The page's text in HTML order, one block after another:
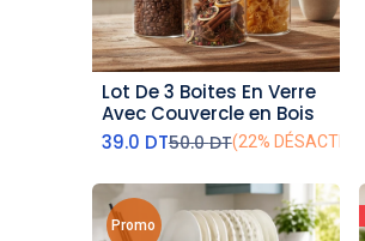
ajouter au panier
Lot De 3 Boites En Verre
Avec Couvercle en Bois
39.0 DT50.0DT(22% DÉSACTIVÉ)
Promo